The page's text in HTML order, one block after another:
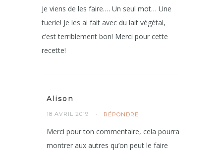
Je viens de les faire…. Un seul mot… Une
tuerie! Je les ai fait avec du lait végétal,
c’est terriblement bon! Merci pour cette
recette!
Alison
18 AVRIL 2019 RÉPONDRE
Merci pour ton commentaire, cela pourra
montrer aux autres qu’on peut le faire